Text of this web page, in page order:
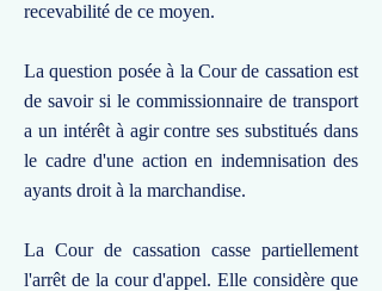
recevabilité de ce moyen.
La question posée à la Cour de cassation est
de savoir si le commissionnaire de transport
a un intérêt à agir contre ses substitués dans
le cadre d'une action en indemnisation des
ayants droit à la marchandise.
La Cour de cassation casse partiellement
l'arrêt de la cour d'appel. Elle considère que